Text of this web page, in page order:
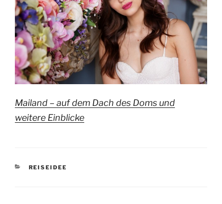
Mailand – auf dem Dach des Doms und
weitere Einblicke
KATEGORIEN
REISEIDEE